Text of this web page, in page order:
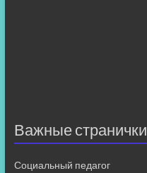
Важные странички
Социальный педагог